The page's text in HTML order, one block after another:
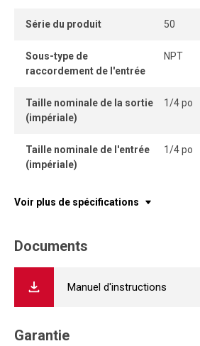
Série du produit 50
Sous-type de
raccordement de l'entrée
NPT
Taille nominale de la sortie
(impériale)
1/4 po
Taille nominale de l'entrée
(impériale)
1/4 po
Voir plus de spécifications
Documents
Manuel d'instructions
Garantie